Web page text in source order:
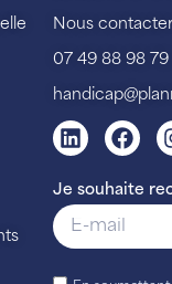
Nous
07 49 88 98 79
Je souhaite